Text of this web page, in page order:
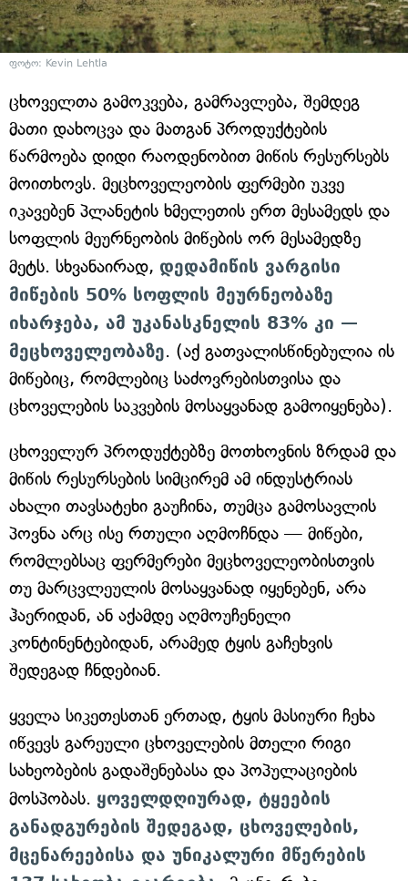
ფოტო: Kevin Lehtla
ცხოველთა გამოკვება, გამრავლება, შემდეგ
მათი დახოცვა და მათგან პროდუქტების
წარმოება დიდი რაოდენობით მიწის რესურსებს
მოითხოვს. მეცხოველეობის ფერმები უკვე
იკავებენ პლანეტის ხმელეთის ერთ მესამედს და
სოფლის მეურნეობის მიწების ორ მესამედზე
მეტს. სხვანაირად, დედამიწის ვარგისი
მიწების 50% სოფლის მეურნეობაზე
იხარჯება, ამ უკანასკნელის 83% კი —
მეცხოველეობაზე. (აქ გათვალისწინებულია ის
მიწებიც, რომლებიც საძოვრებისთვისა და
ცხოველების საკვების მოსაყვანად გამოიყენება).
ცხოველურ პროდუქტებზე მოთხოვნის ზრდამ და
მიწის რესურსების სიმცირემ ამ ინდუსტრიას
ახალი თავსატეხი გაუჩინა, თუმცა გამოსავლის
პოვნა არც ისე რთული აღმოჩნდა — მიწები,
რომლებსაც ფერმერები მეცხოველეობისთვის
თუ მარცვლეულის მოსაყვანად იყენებენ, არა
ჰაერიდან, ან აქამდე აღმოუჩენელი
კონტინენტებიდან, არამედ ტყის გაჩეხვის
შედეგად ჩნდებიან.
ყველა სიკეთესთან ერთად, ტყის მასიური ჩეხა
იწვევს გარეული ცხოველების მთელი რიგი
სახეობების გადაშენებასა და პოპულაციების
მოსპობას. ყოველდღიურად, ტყეების
განადგურების შედეგად, ცხოველების,
მცენარეებისა და უნიკალური მწერების